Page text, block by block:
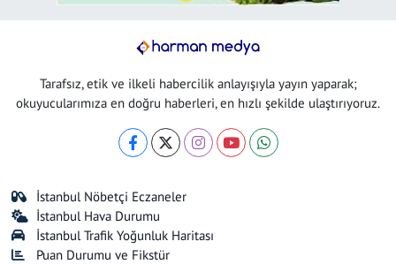
Tarafsız, etik ve ilkeli habercilik anlayışıyla yayın yaparak;
okuyucularımıza en doğru haberleri, en hızlı şekilde ulaştırıyoruz.
İstanbul Nöbetçi Eczaneler
İstanbul Hava Durumu
İstanbul Trafik Yoğunluk Haritası
Puan Durumu ve Fikstür